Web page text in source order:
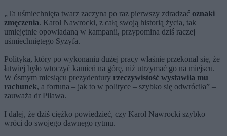
„Ta uśmiechnięta twarz zaczyna po raz pierwszy zdradzać oznaki
zmęczenia. Karol Nawrocki, z całą swoją historią życia, tak
umiejętnie opowiadaną w kampanii, przypomina dziś raczej
uśmiechniętego Syzyfa.
Polityka, który po wykonaniu dużej pracy właśnie przekonał się, że
łatwiej było wtoczyć kamień na górę, niż utrzymać go na miejscu.
W ósmym miesiącu prezydentury rzeczywistość wystawiła mu
rachunek, a fortuna – jak to w polityce – szybko się odwróciła” –
zauważa dr Pilawa.
I dalej, że dziś ciężko powiedzieć, czy Karol Nawrocki szybko
wróci do swojego dawnego rytmu.